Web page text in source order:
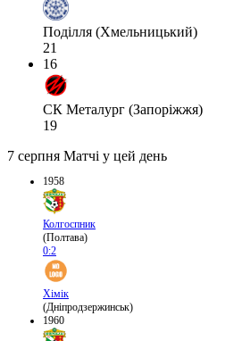
Поділля (Хмельницький)
21
16
СК Металург (Запоріжжя)
19
7 серпня Матчі у цей день
1958
Колгоспник
(Полтава)
0:2
Хімік
(Дніпродзержинськ)
1960